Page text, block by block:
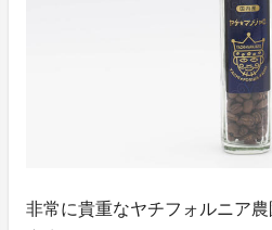
非常に貴重なヤチフォルニア